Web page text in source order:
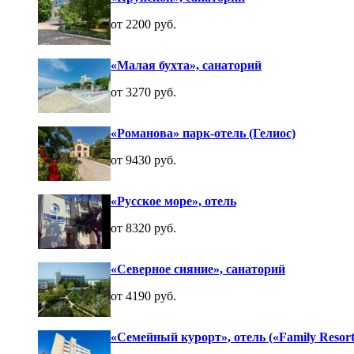
от 2200 руб.
«Малая бухта», санаторий
от 3270 руб.
«Романова» парк-отель (Гелиос)
от 9430 руб.
«Русское море», отель
от 8320 руб.
«Северное сияние», санаторий
от 4190 руб.
«Семейный курорт», отель («Family